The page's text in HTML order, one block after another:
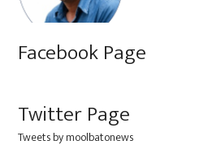
Facebook Page
Twitter Page
Tweets by moolbatonews